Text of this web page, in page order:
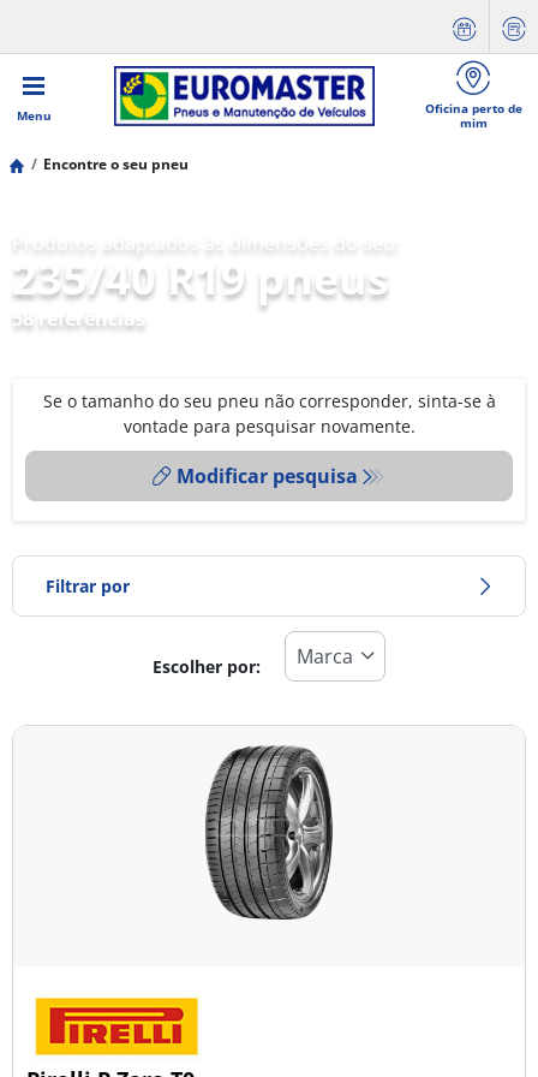
Menu
Oficina perto de
mim
Encontre o seu pneu
235/40 R19 pneus
58 referências
Se o tamanho do seu pneu não corresponder, sinta-se à
vontade para pesquisar novamente.
Modificar pesquisa
Filtrar por
Todos os tipos (58)
Todas as estações (7)
Ligeiro (57)
Comercial (0)
Escolher por: